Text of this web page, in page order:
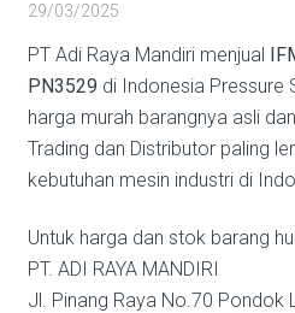
29/03/2025
PT Adi Raya Mandiri menjual
PN3529 di Indonesia Pressure
harga murah barangnya asli
Trading dan Distributor paling
kebutuhan mesin industri di
Untuk harga dan stok barang
PT. ADI RAYA MANDIRI
Jl. Pinang Raya No.70 Pondok